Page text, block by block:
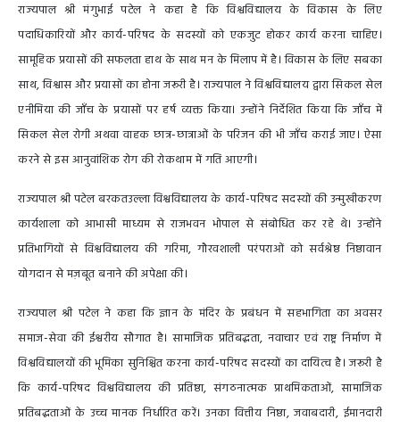
राज्यपाल श्री मंगुभाई पटेल ने कहा है कि विश्वविद्यालय के विकास के लिए
पदाधिकारियों और कार्य-परिषद के सदस्यों को एकजुट होकर कार्य करना चाहिए।
सामूहिक प्रयासों की सफलता हाथ के साथ मन के मिलाप में है। विकास के लिए सबका
साथ, विश्वास और प्रयासों का होना जरूरी है। राज्यपाल ने विश्वविद्यालय द्वारा सिकल सेल
एनीमिया की जाँच के प्रयासों पर हर्ष व्यक्त किया। उन्होंने निर्देशित किया कि जाँच में
सिकल सेल रोगी अथवा वाहक छात्र-छात्राओं के परिजन की भी जाँच कराई जाए। ऐसा
करने से इस आनुवांशिक रोग की रोकथाम में गति आएगी।
राज्यपाल श्री पटेल बरकतउल्ला विश्वविद्यालय के कार्य-परिषद सदस्यों की उन्मुखीकरण
कार्यशाला को आभासी माध्यम से राजभवन भोपाल से संबोधित कर रहे थे। उन्होंने
प्रतिभागियों से विश्वविद्यालय की गरिमा, गौरवशाली परंपराओं को सर्वश्रेष्ठ निष्ठावान
योगदान से मज़बूत बनाने की अपेक्षा की।
राज्यपाल श्री पटेल ने कहा कि ज्ञान के मंदिर के प्रबंधन में सहभागिता का अवसर
समाज-सेवा की ईश्वरीय सौगात है। सामाजिक प्रतिबद्धता, नवाचार एवं राष्ट्र निर्माण में
विश्वविद्यालयों की भूमिका सुनिश्चित करना कार्य-परिषद सदस्यों का दायित्व है। जरूरी है
कि कार्य-परिषद विश्वविद्यालय की प्रतिष्ठा, संगठनात्मक प्राथमिकताओं, सामाजिक
प्रतिबद्धताओं के उच्च मानक निर्धारित करें। उनका वित्तीय निष्ठा, जवाबदारी, ईमानदारी